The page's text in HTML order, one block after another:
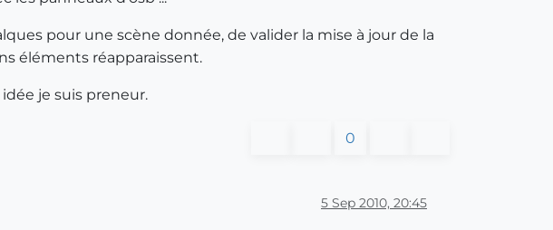
pour une scène donnée, de valider la mise à jour de la
éléments réapparaissent.
je suis preneur.
0
5 Sep 2010, 20:45